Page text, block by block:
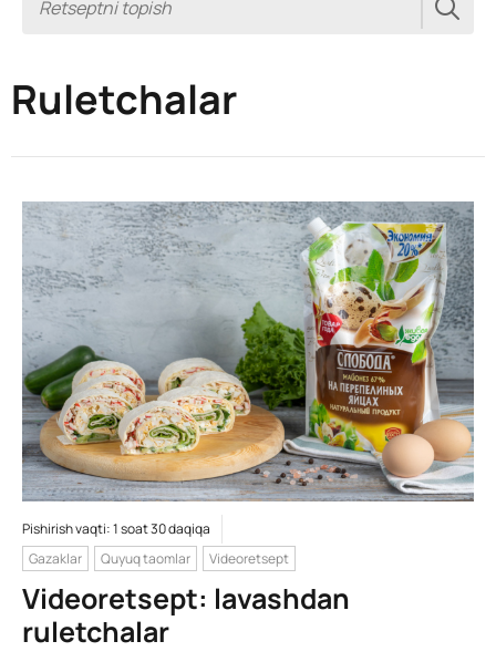
Ruletchalar
Pishirish vaqti: 1 soat 30 daqiqa
Gazaklar
Quyuq taomlar Videoretsept
Videoretsept: lavashdan
ruletchalar